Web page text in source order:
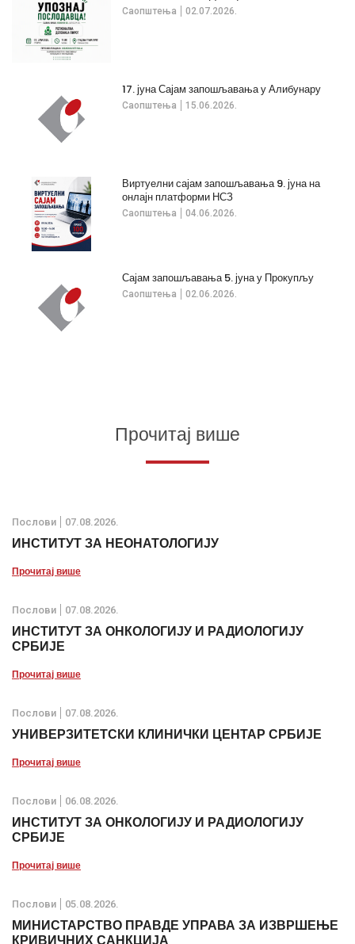
Саопштења 02.07.2026.
Саопштења 15.06.2026.
17. јуна Сајам запошљавања у Алибунару
Саопштења 04.06.2026.
Виртуелни сајам запошљавања 9. јуна на
онлајн платформи НСЗ
Саопштења 02.06.2026.
Сајам запошљавања 5. јуна у Прокупљу
Прочитај више
Послови 07.08.2026.
ИНСТИТУТ ЗА НЕОНАТОЛОГИЈУ
Прочитај више
Послови 07.08.2026.
ИНСТИТУТ ЗА ОНКОЛОГИЈУ И РАДИОЛОГИЈУ
СРБИЈЕ
Прочитај више
Послови 07.08.2026.
УНИВЕРЗИТЕТСКИ КЛИНИЧКИ ЦЕНТАР СРБИЈЕ
Прочитај више
Послови 06.08.2026.
ИНСТИТУТ ЗА ОНКОЛОГИЈУ И РАДИОЛОГИЈУ
СРБИЈЕ
Прочитај више
Послови 05.08.2026.
МИНИСТАРСТВО ПРАВДЕ УПРАВА ЗА ИЗВРШЕЊЕ
КРИВИЧНИХ САНКЦИЈА